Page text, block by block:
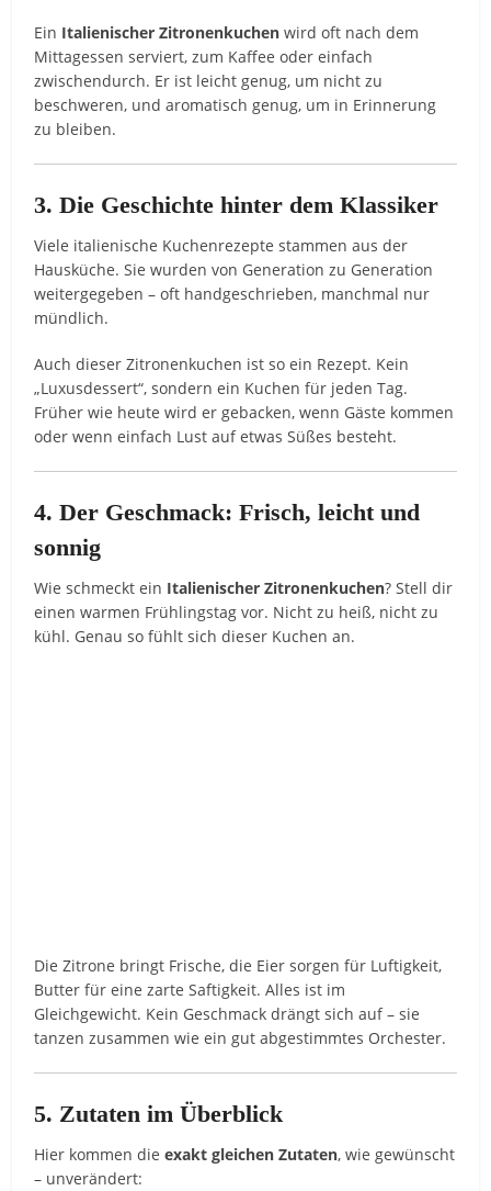
Ein Italienischer Zitronenkuchen wird oft nach dem
Mittagessen serviert, zum Kaffee oder einfach
zwischendurch. Er ist leicht genug, um nicht zu
beschweren, und aromatisch genug, um in Erinnerung
zu bleiben.
3. Die Geschichte hinter dem Klassiker
Viele italienische Kuchenrezepte stammen aus der
Hausküche. Sie wurden von Generation zu Generation
weitergegeben – oft handgeschrieben, manchmal nur
mündlich.
Auch dieser Zitronenkuchen ist so ein Rezept. Kein
„Luxusdessert“, sondern ein Kuchen für jeden Tag.
Früher wie heute wird er gebacken, wenn Gäste kommen
oder wenn einfach Lust auf etwas Süßes besteht.
4. Der Geschmack: Frisch, leicht und
sonnig
Wie schmeckt ein Italienischer Zitronenkuchen? Stell dir
einen warmen Frühlingstag vor. Nicht zu heiß, nicht zu
kühl. Genau so fühlt sich dieser Kuchen an.
Die Zitrone bringt Frische, die Eier sorgen für Luftigkeit,
Butter für eine zarte Saftigkeit. Alles ist im
Gleichgewicht. Kein Geschmack drängt sich auf – sie
tanzen zusammen wie ein gut abgestimmtes Orchester.
5. Zutaten im Überblick
Hier kommen dieexakt gleichen Zutaten, wie gewünscht
– unverändert: